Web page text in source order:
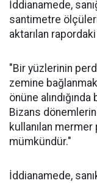
İddianamede,
santimetre
aktarılan
"Bir yüzlerinin
zemine bağlanmak
önüne
Bizans
kullanılan
mümkündür."
İddianamede,